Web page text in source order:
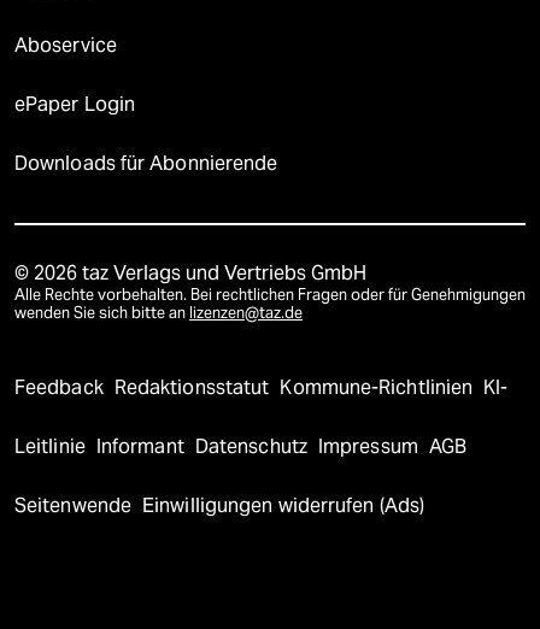
Aboservice
ePaper Login
Downloads für Abonnierende
© 2026 taz Verlags und Vertriebs GmbH
Alle Rechte vorbehalten. Bei rechtlichen Fragen oder für Genehmigungen
wenden Sie sich bitte an lizenzen@taz.de
Feedback Redaktionsstatut Kommune-Richtlinien KI-
Leitlinie Informant Datenschutz Impressum AGB
Seitenwende Einwilligungen widerrufen (Ads)